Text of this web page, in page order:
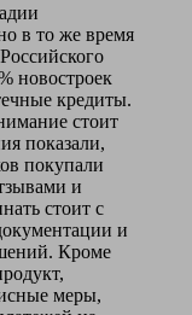
в то же время
новостроек
кредиты.
стоит
показали,
покупали
и
стоит с
и
Кроме
меры,